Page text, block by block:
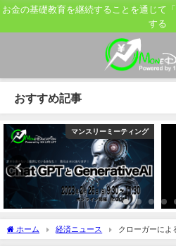
お金の基礎教育を継続することを通じて
する
おすすめ記事
マンスリーミーティング
ホーム 経済ニュース
クローガーによ
が認めず